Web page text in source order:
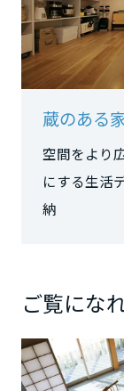
蔵のある
空間をより
にする生活
納
ご覧にな
岡山県
広島県
山口県
香川県
愛媛県